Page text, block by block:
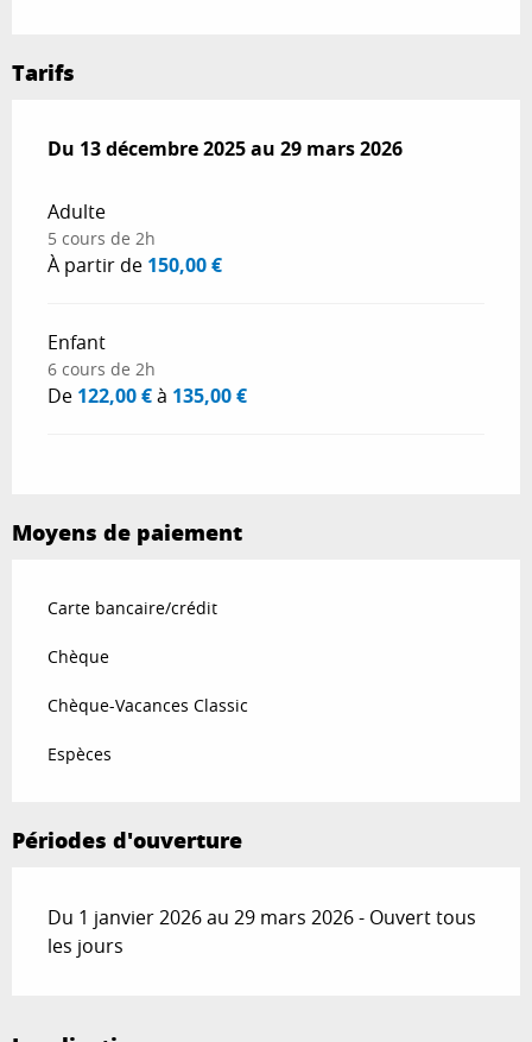
Tarifs
Du 13 décembre 2025au 29 mars 2026
Du 13 décembre 2025au 29 mars 2026
Adulte
5 cours de 2h
À partir de 150,00 €
Enfant
6 cours de 2h
De 122,00 €à 135,00 €
Moyens de paiement
Carte bancaire/crédit
Chèque
Chèque-Vacances Classic
Espèces
Périodes d'ouverture
Du 1 janvier 2026 au 29 mars 2026 - Ouvert tous
les jours